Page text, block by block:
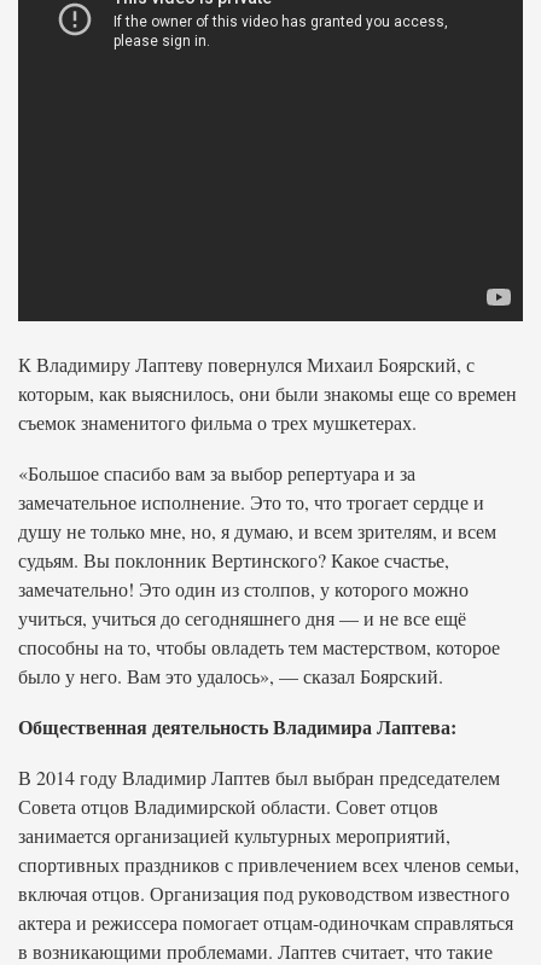
К Владимиру Лаптеву повернулся Михаил Боярский, с
которым, как выяснилось, они были знакомы еще со времен
съемок знаменитого фильма о трех мушкетерах.
«Большое спасибо вам за выбор репертуара и за
замечательное исполнение. Это то, что трогает сердце и
душу не только мне, но, я думаю, и всем зрителям, и всем
судьям. Вы поклонник Вертинского? Какое счастье,
замечательно! Это один из столпов, у которого можно
учиться, учиться до сегодняшнего дня — и не все ещё
способны на то, чтобы овладеть тем мастерством, которое
было у него. Вам это удалось», — сказал Боярский.
Общественная деятельность Владимира Лаптева:
В 2014 году Владимир Лаптев был выбран председателем
Совета отцов Владимирской области. Совет отцов
занимается организацией культурных мероприятий,
спортивных праздников с привлечением всех членов семьи,
включая отцов. Организация под руководством известного
актера и режиссера помогает отцам-одиночкам справляться
в возникающими проблемами. Лаптев считает, что такие